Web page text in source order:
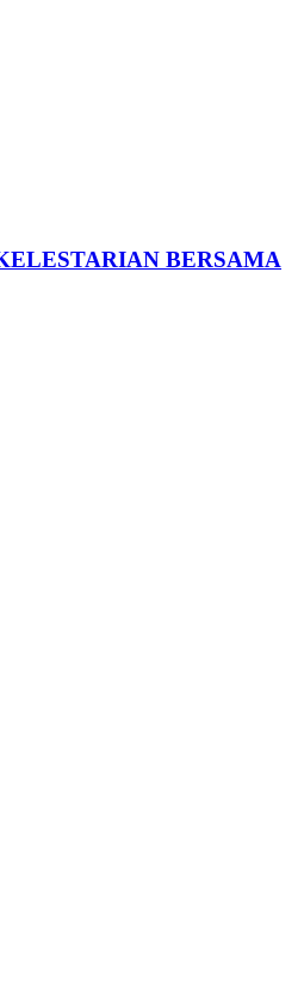
BERSAMA